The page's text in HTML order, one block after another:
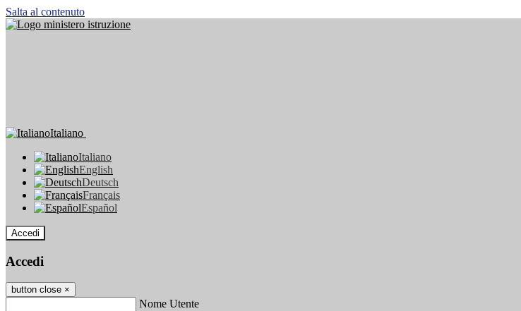
Salta al contenuto
Italiano
Italiano
English
Deutsch
Français
Español
Accedi
Accedi
button close ×
Nome Utente